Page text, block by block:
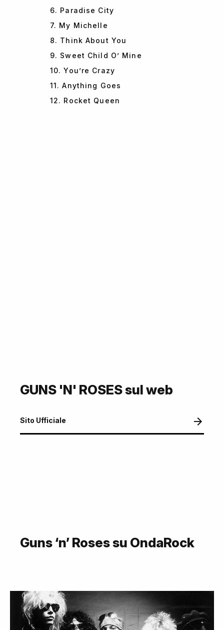
6. Paradise City
7. My Michelle
8. Think About You
9. Sweet Child O’ Mine
10. You’re Crazy
11. Anything Goes
12. Rocket Queen
GUNS 'N' ROSES sul web
Sito Ufficiale
Guns ‘n’ Roses su OndaRock